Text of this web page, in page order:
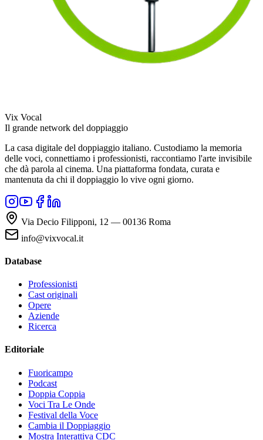
Vix Vocal
Il grande network del doppiaggio
La casa digitale del doppiaggio italiano. Custodiamo la memoria
delle voci, connettiamo i professionisti, raccontiamo l'arte invisibile
che dà parola al cinema. Una piattaforma fondata, curata e
mantenuta da chi il doppiaggio lo vive ogni giorno.
Via Decio Filipponi, 12 — 00136 Roma
info@vixvocal.it
Database
Professionisti
Cast originali
Opere
Aziende
Ricerca
Editoriale
Fuoricampo
Podcast
Doppia Coppia
Voci Tra Le Onde
Festival della Voce
Cambia il Doppiaggio
Mostra Interattiva CDC